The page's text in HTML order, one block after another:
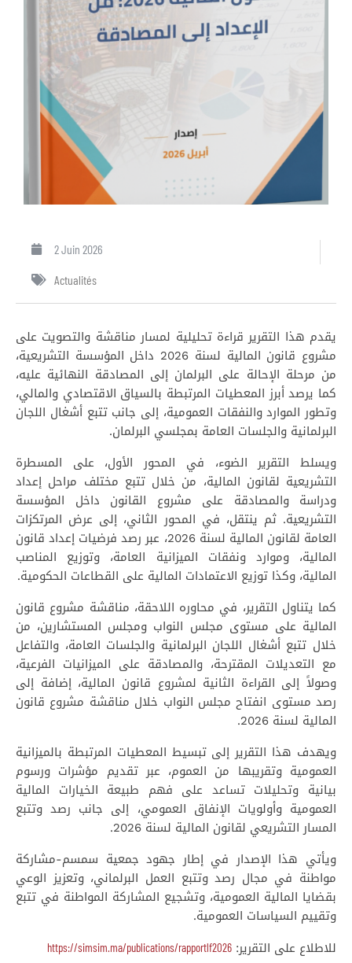
2 Juin 2026
Actualités
يقدم هذا التقرير قراءة تحليلية لمسار مناقشة والتصويت على
مشروع قانون المالية لسنة 2026 داخل المؤسسة التشريعية،
من مرحلة الإحالة على البرلمان إلى المصادقة النهائية عليه،
كما يرصد أبرز المعطيات المرتبطة بالسياق الاقتصادي والمالي،
وتطور الموارد والنفقات العمومية، إلى جانب تتبع أشغال اللجان
البرلمانية والجلسات العامة بمجلسي البرلمان.
ويسلط التقرير الضوء، في المحور الأول، على المسطرة
التشريعية لقانون المالية، من خلال تتبع مختلف مراحل إعداد
ودراسة والمصادقة على مشروع القانون داخل المؤسسة
التشريعية. ثم ينتقل، في المحور الثاني، إلى عرض المرتكزات
العامة لقانون المالية لسنة 2026، عبر رصد فرضيات إعداد قانون
المالية، وموارد ونفقات الميزانية العامة، وتوزيع المناصب
المالية، وكذا توزيع الاعتمادات المالية على القطاعات الحكومية.
كما يتناول التقرير، في محاوره اللاحقة، مناقشة مشروع قانون
المالية على مستوى مجلس النواب ومجلس المستشارين، من
خلال تتبع أشغال اللجان البرلمانية والجلسات العامة، والتفاعل
مع التعديلات المقترحة، والمصادقة على الميزانيات الفرعية،
وصولاً إلى القراءة الثانية لمشروع قانون المالية، إضافة إلى
رصد مستوى انفتاح مجلس النواب خلال مناقشة مشروع قانون
المالية لسنة 2026.
ويهدف هذا التقرير إلى تبسيط المعطيات المرتبطة بالميزانية
العمومية وتقريبها من العموم، عبر تقديم مؤشرات ورسوم
بيانية وتحليلات تساعد على فهم طبيعة الخيارات المالية
العمومية وأولويات الإنفاق العمومي، إلى جانب رصد وتتبع
المسار التشريعي لقانون المالية لسنة 2026.
ويأتي هذا الإصدار في إطار جهود جمعية سمسم-مشاركة
مواطنة في مجال رصد وتتبع العمل البرلماني، وتعزيز الوعي
بقضايا المالية العمومية، وتشجيع المشاركة المواطنة في تتبع
وتقييم السياسات العمومية.
للاطلاع على التقرير: https://simsim.ma/publications/rapportlf2026